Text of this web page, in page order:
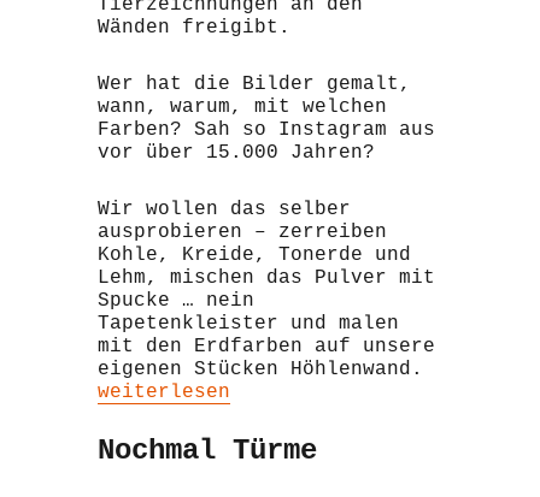
Tierzeichnungen an den
Wänden freigibt.
Wer hat die Bilder gemalt,
wann, warum, mit welchen
Farben? Sah so Instagram aus
vor über 15.000 Jahren?
Wir wollen das selber
ausprobieren – zerreiben
Kohle, Kreide, Tonerde und
Lehm, mischen das Pulver mit
Spucke … nein
Tapetenkleister und malen
mit den Erdfarben auf unsere
eigenen Stücken Höhlenwand.
„Höhlenmalerei“
weiterlesen
Nochmal Türme